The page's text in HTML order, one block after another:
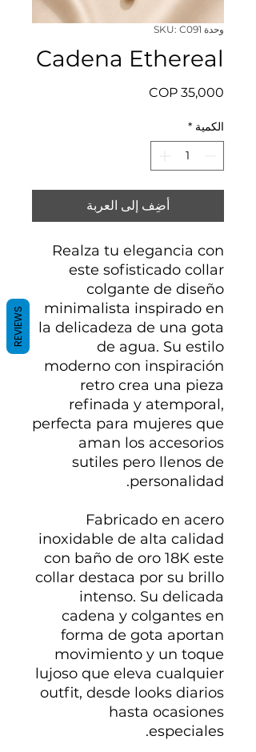
وحدة SKU: C091
Cadena Ethereal
السعر
الكمية *
أضِف إلى العربة
Realza tu elegancia con
este sofisticado collar
colgante de diseño
minimalista inspirado en
la delicadeza de una gota
de agua. Su estilo
moderno con inspiración
retro crea una pieza
refinada y atemporal,
perfecta para mujeres que
aman los accesorios
sutiles pero llenos de
personalidad.
Fabricado en acero
inoxidable de alta calidad
con baño de oro 18K este
collar destaca por su brillo
intenso. Su delicada
cadena y colgantes en
forma de gota aportan
movimiento y un toque
lujoso que eleva cualquier
outfit, desde looks diarios
hasta ocasiones
especiales.
REVIEWS